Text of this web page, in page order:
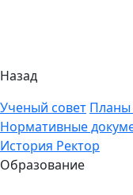
Назад
Ученый совет Планы
Нормативные
История Ректор
Образование